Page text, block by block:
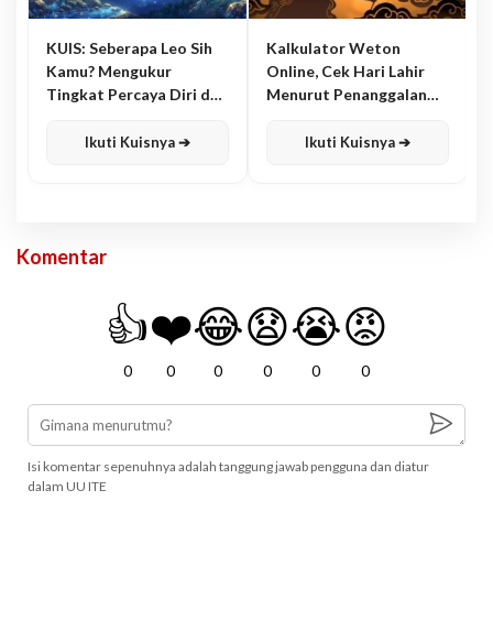
KUIS: Seberapa Leo Sih
Kamu? Mengukur
Tingkat Percaya Diri dan
Ikuti Kuisnya ➔
Kalkulator Weton
Online, Cek Hari Lahir
Menurut Penanggalan
Ikuti Kuisnya ➔
Komentar
👍
0
❤️
0
😂
0
😧
0
😭
0
😡
0
Isi komentar sepenuhnya adalah tanggung jawab pengguna dan diatur
dalam UU ITE